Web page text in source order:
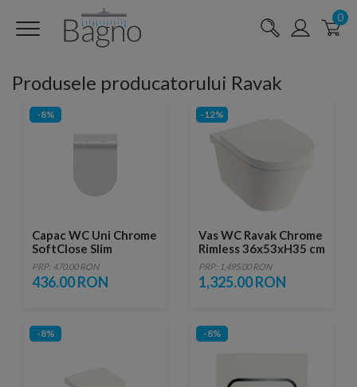
0
Produsele producatorului Ravak
-8%
Capac WC Uni Chrome
SoftClose Slim
PRP: 470.00 RON
436.00 RON
-12%
Vas WC Ravak Chrome
Rimless 36x53xH35 cm
PRP: 1,495.00 RON
1,325.00 RON
-8% -8%